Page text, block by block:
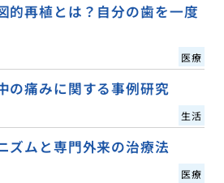
的再植とは？自分の歯を一度
医療
の痛みに関する事例研究
生活
ズムと専門外来の治療法
医療